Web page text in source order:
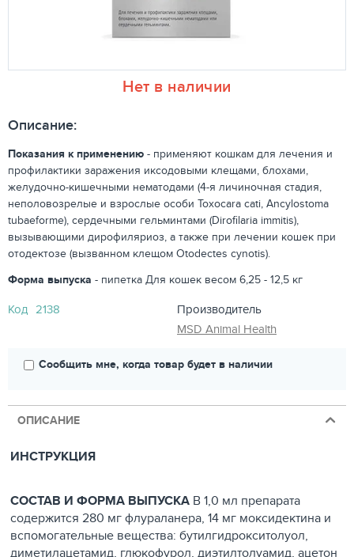
Нет в наличии
Описание:
Показания к применению - применяют кошкам для лечения и
профилактики заражения иксодовыми клещами, блохами,
желудочно-кишечными нематодами (4-я личиночная стадия,
неполовозрелые и взрослые особи Toxocara cati, Ancylostoma
tubaeforme), сердечными гельминтами (Dirofilaria immitis),
вызывающими дирофиляриоз, а также при лечении кошек при
отодектозе (вызванном клещом Otodectes cynotis).
Форма выпуска - пипетка Для кошек весом 6,25 - 12,5 кг
Код 2138
Производитель
MSD Animal Health
Сообщить мне, когда товар будет в наличии
ОПИСАНИЕ
ИНСТРУКЦИЯ
СОСТАВ И ФОРМА ВЫПУСКА В 1,0 мл препарата
содержится 280 мг флураланера, 14 мг моксидектина и
вспомогательные вещества: бутилгидрокситолуол,
диметилацетамид, глюкофурол, диэтилтолуамид, ацетон